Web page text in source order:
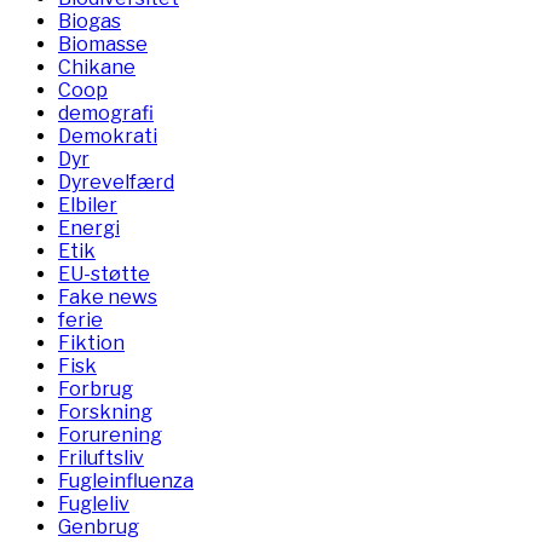
Biogas
Biomasse
Chikane
Coop
demografi
Demokrati
Dyr
Dyrevelfærd
Elbiler
Energi
Etik
EU-støtte
Fake news
ferie
Fiktion
Fisk
Forbrug
Forskning
Forurening
Friluftsliv
Fugleinfluenza
Fugleliv
Genbrug